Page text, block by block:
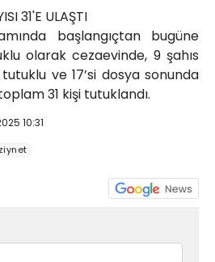
31'E ULAŞTI
başlangıçtan bugüne
olarak cezaevinde, 9 şahıs
ve 17’si dosya sonunda
31 kişi tutuklandı.
10:31